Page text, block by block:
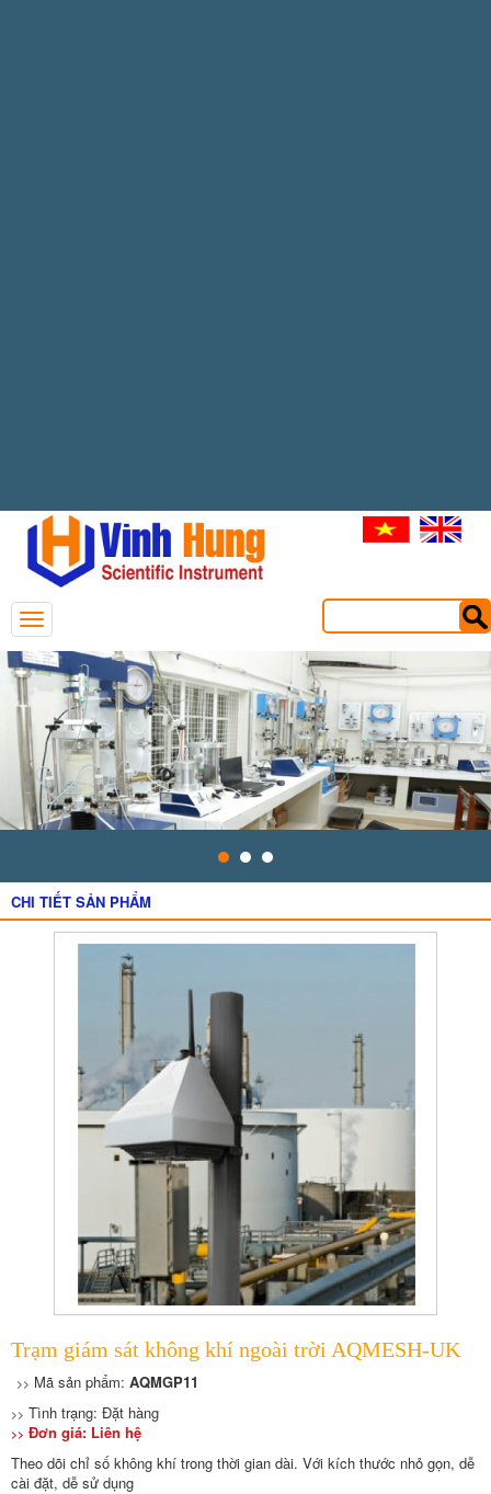
CHI TIẾT SẢN PHẨM
Trạm giám sát không khí ngoài trời AQMESH-UK
>> Mã sản phẩm: AQMGP11
>> Tình trạng: Đặt hàng
>> Đơn giá: Liên hệ
Theo dõi chỉ số không khí trong thời gian dài. Với kích thước nhỏ gọn, dễ
cài đặt, dễ sử dụng